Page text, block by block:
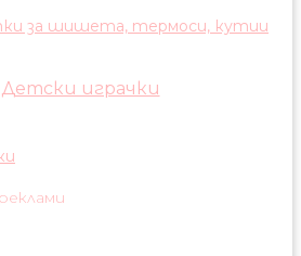
за шишета, термоси, кутии
Детски играчки